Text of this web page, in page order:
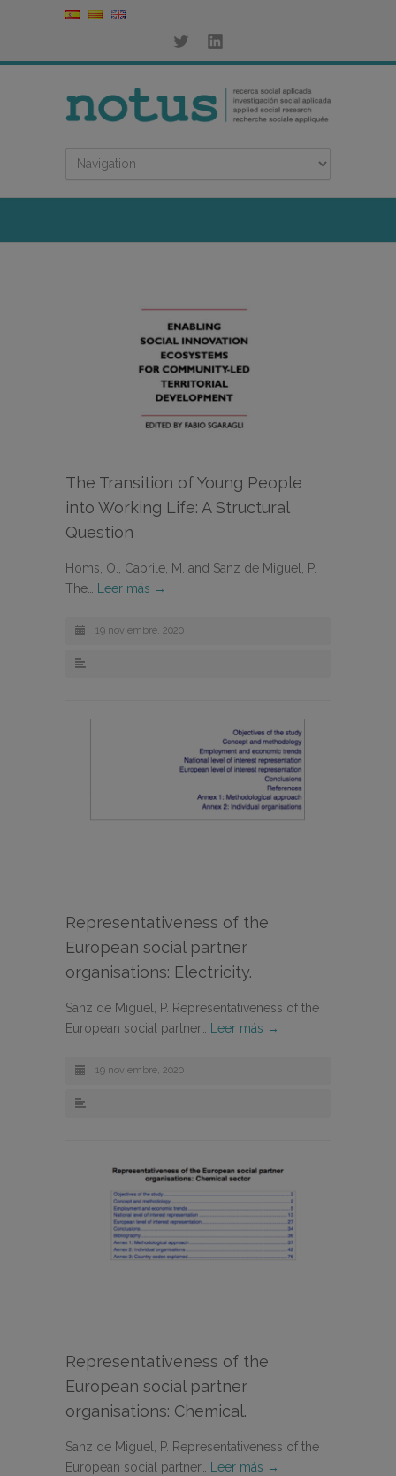
The Transition of Young People
into Working Life: A Structural
Question
Homs, O., Caprile, M. and Sanz de Miguel, P.
The…
Leer más →
19 noviembre, 2020
Representativeness of the
European social partner
organisations: Electricity.
Sanz de Miguel, P. Representativeness of the
European social partner… Leer más →
19 noviembre, 2020
Representativeness of the
European social partner
organisations: Chemical.
Sanz de Miguel, P. Representativeness of the
European social partner… Leer más →